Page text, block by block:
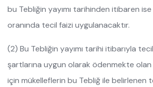
bu Tebliğin yayımı tarihinden itibaren ise
oranında tecil faizi uygulanacaktır.
(2) Bu Tebliğin yayımı tarihi itibarıyla
şartlarına uygun olarak ödenmekte olan
için mükelleflerin bu Tebliğ ile belirlenen